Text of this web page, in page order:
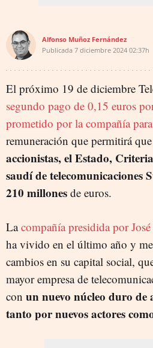
Alfonso Muñoz Fernández
Publicada 7 diciembre 2024 02:37h
El próximo 19 de diciembre
segundo pago de 0,15 euros
prometido por la compañía
remuneración que permitirá que
accionistas, el Estado,
saudí de telecomunicaciones
210 millones de euros.
Lacompañía presidida por
ha vivido en el último año y
cambios en su capital social,
mayor empresa de
con un nuevo núcleo duro de
tanto por nuevos actores